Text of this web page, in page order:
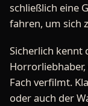
schließlich eine
fahren, um sich
Sicherlich kennt
Fach verfilmt.
oder auch der